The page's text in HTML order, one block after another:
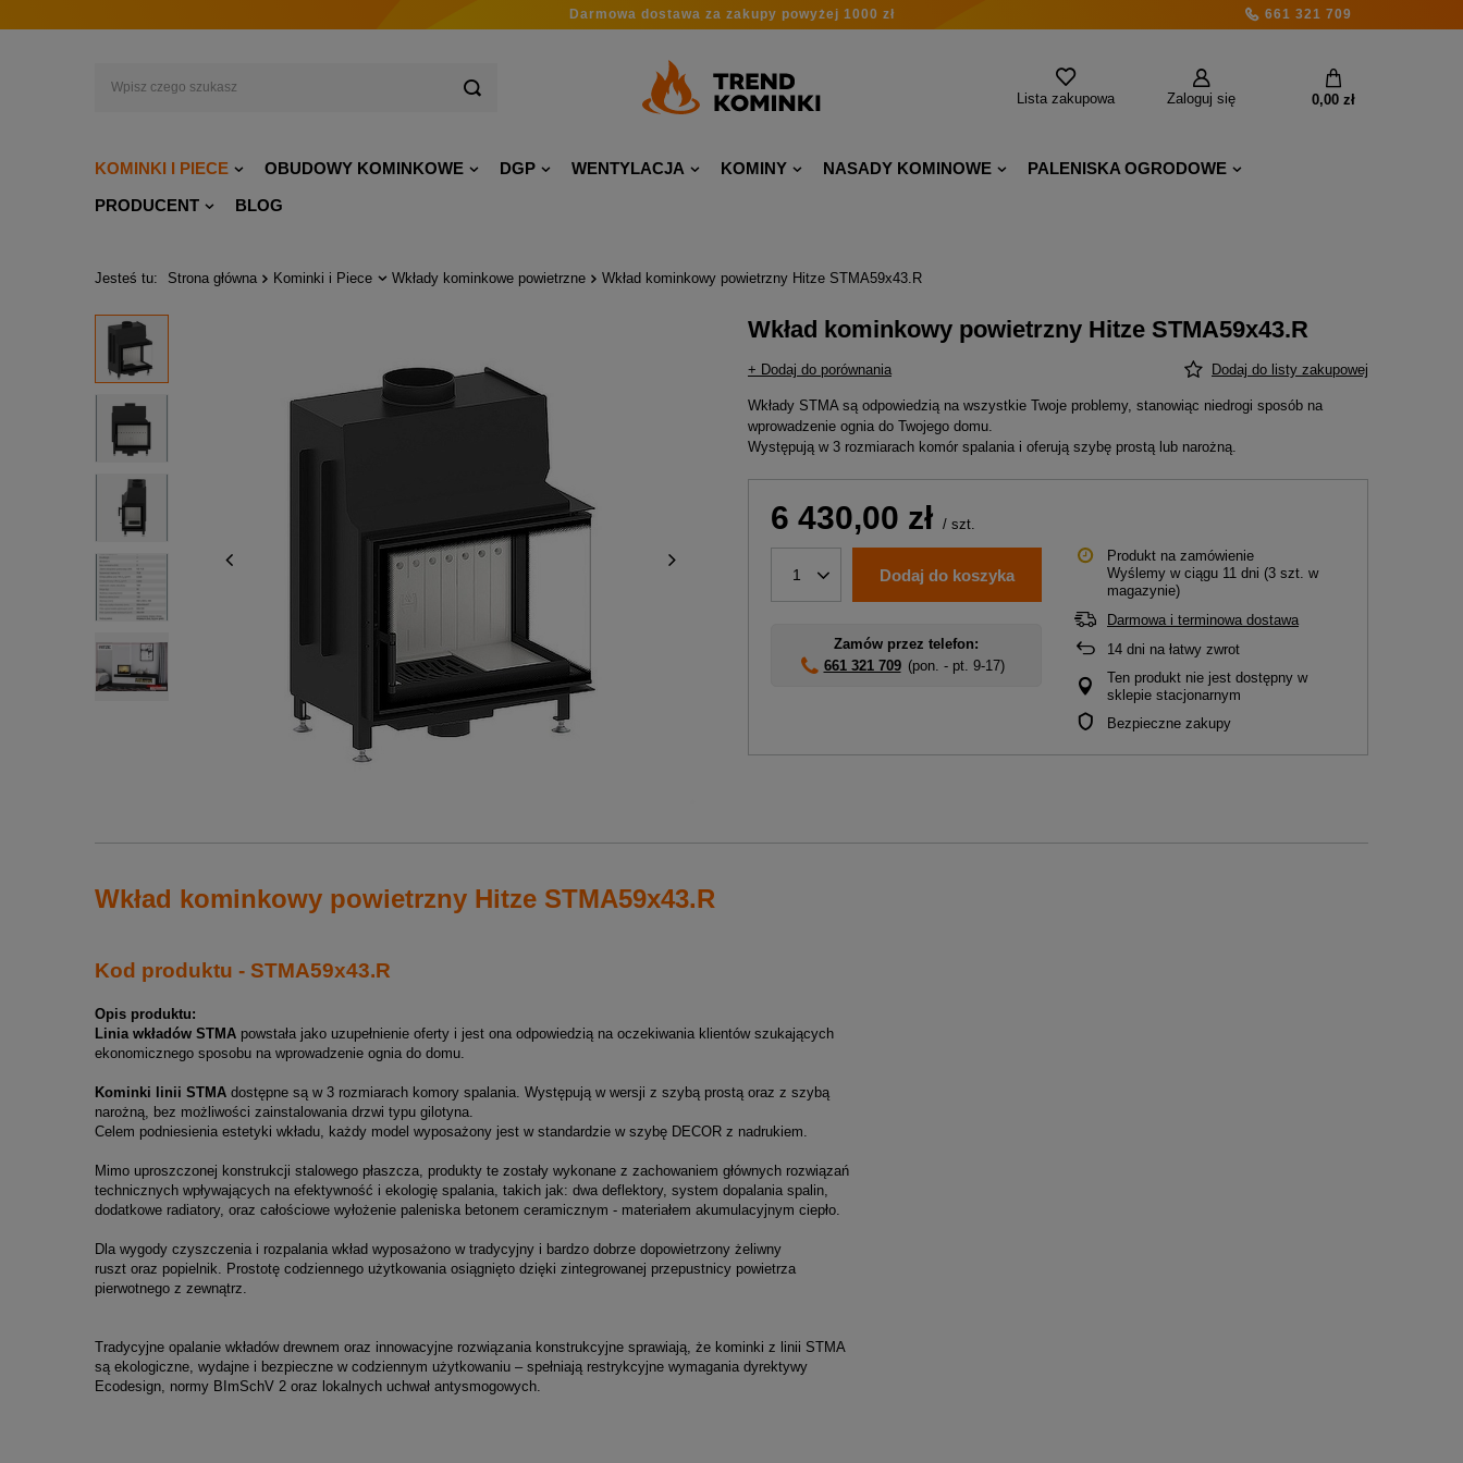
Darmowa dostawa za zakupy powyżej 1000 zł 661 321 709
Zaloguj się
Lista zakupowa 0,00 zł
KOMINKI I PIECE OBUDOWY KOMINKOWE DGP WENTYLACJA KOMINY NASADY KOMINOWE
PALENISKA OGRODOWE
PRODUCENT
BLOG
Jesteś tu: Strona główna Kominki i Piece Wkłady kominkowe powietrzne Wkład kominkowy powietrzny Hitze STMA59x43.R
Wkład kominkowy powietrzny Hitze STMA59x43.R
+ Dodaj do porównania Dodaj do listy zakupowej
Wkłady STMA są odpowiedzią na wszystkie Twoje problemy, stanowiąc niedrogi sposób na
wprowadzenie ognia do Twojego domu.
Występują w 3 rozmiarach komór spalania i oferują szybę prostą lub narożną.
6 430,00 zł / szt.
1 Dodaj do koszyka
Zamów przez telefon:
661 321 709 (pon. - pt. 9-17)
Produkt na zamówienie
Wyślemy w ciągu 11 dni (3 szt. w
magazynie)
Darmowa i terminowa dostawa
14 dni na łatwy zwrot
Ten produkt nie jest dostępny w
sklepie stacjonarnym
Bezpieczne zakupy
Wkład kominkowy powietrzny Hitze STMA59x43.R
Kod produktu - STMA59x43.R
Opis produktu:
Linia wkładów STMA powstała jako uzupełnienie oferty i jest ona odpowiedzią na oczekiwania klientów szukających
ekonomicznego sposobu na wprowadzenie ognia do domu.
Kominki linii STMA dostępne są w 3 rozmiarach komory spalania. Występują w wersji z szybą prostą oraz z szybą
narożną, bez możliwości zainstalowania drzwi typu gilotyna.
Celem podniesienia estetyki wkładu, każdy model wyposażony jest w standardzie w szybę DECOR z nadrukiem.
Mimo uproszczonej konstrukcji stalowego płaszcza, produkty te zostały wykonane z zachowaniem głównych rozwiązań
technicznych wpływających na efektywność i ekologię spalania, takich jak: dwa deflektory, system dopalania spalin,
dodatkowe radiatory, oraz całościowe wyłożenie paleniska betonem ceramicznym - materiałem akumulacyjnym ciepło.
Dla wygody czyszczenia i rozpalania wkład wyposażono w tradycyjny i bardzo dobrze dopowietrzony żeliwny
ruszt oraz popielnik. Prostotę codziennego użytkowania osiągnięto dzięki zintegrowanej przepustnicy powietrza
pierwotnego z zewnątrz.
Tradycyjne opalanie wkładów drewnem oraz innowacyjne rozwiązania konstrukcyjne sprawiają, że kominki z linii STMA
są ekologiczne, wydajne i bezpieczne w codziennym użytkowaniu – spełniają restrykcyjne wymagania dyrektywy
Ecodesign, normy BImSchV 2 oraz lokalnych uchwał antysmogowych.